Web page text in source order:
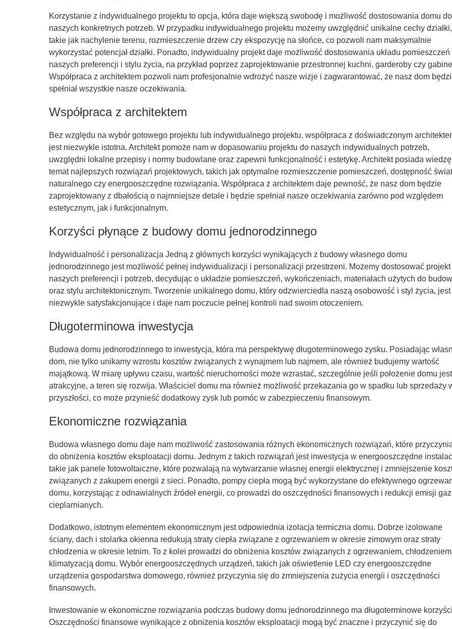
Korzystanie z indywidualnego projektu to opcja, która daje większą swobodę i możliwość dostosowania domu do
naszych konkretnych potrzeb. W przypadku indywidualnego projektu możemy uwzględnić unikalne cechy działki,
takie jak nachylenie terenu, rozmieszczenie drzew czy ekspozycję na słońce, co pozwoli nam maksymalnie
wykorzystać potencjał działki. Ponadto, indywidualny projekt daje możliwość dostosowania układu pomieszczeń
naszych preferencji i stylu życia, na przykład poprzez zaprojektowanie przestronnej kuchni, garderoby czy
Współpraca z architektem pozwoli nam profesjonalnie wdrożyć nasze wizje i zagwarantować, że nasz dom
spełniał wszystkie nasze oczekiwania.
Współpraca z architektem
Bez względu na wybór gotowego projektu lub indywidualnego projektu, współpraca z doświadczonym
jest niezwykle istotna. Architekt pomoże nam w dopasowaniu projektu do naszych indywidualnych potrzeb,
uwzględni lokalne przepisy i normy budowlane oraz zapewni funkcjonalność i estetykę. Architekt posiada
temat najlepszych rozwiązań projektowych, takich jak optymalne rozmieszczenie pomieszczeń, dostępność
naturalnego czy energooszczędne rozwiązania. Współpraca z architektem daje pewność, że nasz dom będzie
zaprojektowany z dbałością o najmniejsze detale i będzie spełniał nasze oczekiwania zarówno pod względem
estetycznym, jak i funkcjonalnym.
Korzyści płynące z budowy domu jednorodzinnego
Indywidualność i personalizacja Jedną z głównych korzyści wynikających z budowy własnego domu
jednorodzinnego jest możliwość pełnej indywidualizacji i personalizacji przestrzeni. Możemy dostosować projekt
naszych preferencji i potrzeb, decydując o układzie pomieszczeń, wykończeniach, materiałach użytych do
oraz stylu architektonicznym. Tworzenie unikalnego domu, który odzwierciedla naszą osobowość i styl życia, jest
niezwykle satysfakcjonujące i daje nam poczucie pełnej kontroli nad swoim otoczeniem.
Długoterminowa inwestycja
Budowa domu jednorodzinnego to inwestycja, która ma perspektywę długoterminowego zysku. Posiadając
dom, nie tylko unikamy wzrostu kosztów związanych z wynajmem lub najmem, ale również budujemy wartość
majątkową. W miarę upływu czasu, wartość nieruchomości może wzrastać, szczególnie jeśli położenie domu jest
atrakcyjne, a teren się rozwija. Właściciel domu ma również możliwość przekazania go w spadku lub sprzedaży
przyszłości, co może przynieść dodatkowy zysk lub pomóc w zabezpieczeniu finansowym.
Ekonomiczne rozwiązania
Budowa własnego domu daje nam możliwość zastosowania różnych ekonomicznych rozwiązań, które
do obniżenia kosztów eksploatacji domu. Jednym z takich rozwiązań jest inwestycja w energooszczędne
takie jak panele fotowoltaiczne, które pozwalają na wytwarzanie własnej energii elektrycznej i zmniejszenie
związanych z zakupem energii z sieci. Ponadto, pompy ciepła mogą być wykorzystane do efektywnego
domu, korzystając z odnawialnych źródeł energii, co prowadzi do oszczędności finansowych i redukcji emisji
cieplarnianych.
Dodatkowo, istotnym elementem ekonomicznym jest odpowiednia izolacja termiczna domu. Dobrze izolowane
ściany, dach i stolarka okienna redukują straty ciepła związane z ogrzewaniem w okresie zimowym oraz straty
chłodzenia w okresie letnim. To z kolei prowadzi do obniżenia kosztów związanych z ogrzewaniem,
klimatyzacją domu. Wybór energooszczędnych urządzeń, takich jak oświetlenie LED czy energooszczędne
urządzenia gospodarstwa domowego, również przyczynia się do zmniejszenia zużycia energii i oszczędności
finansowych.
Inwestowanie w ekonomiczne rozwiązania podczas budowy domu jednorodzinnego ma długoterminowe
Oszczędności finansowe wynikające z obniżenia kosztów eksploatacji mogą być znaczne i przyczynić się do